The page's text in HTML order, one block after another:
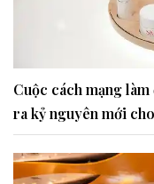
Cuộc cách mạng
ra kỷ nguyên mới